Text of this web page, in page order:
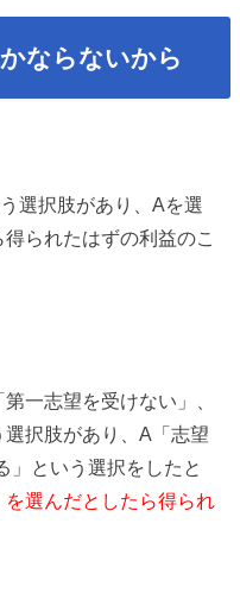
ならないから
選択肢があり、Aを選
られたはずの利益のこ
一志望を受けない」、
択肢があり、A「志望
」という選択をしたと
選んだとしたら得られ